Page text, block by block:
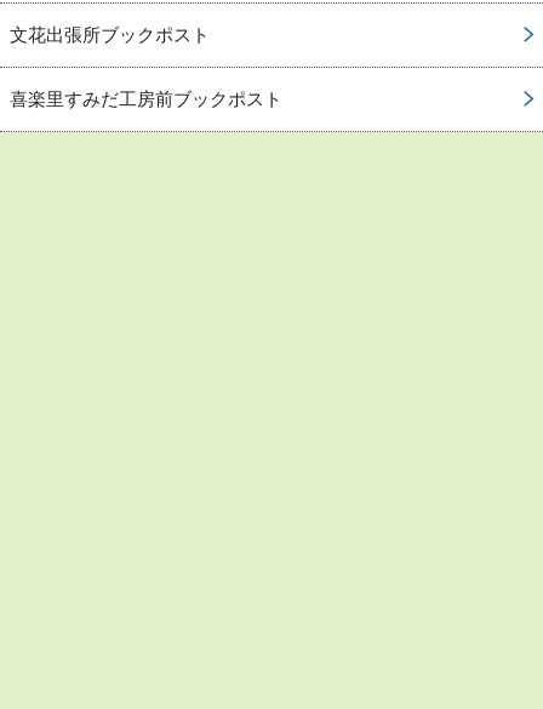
文花出張所ブックポスト
喜楽里すみだ工房前ブックポスト